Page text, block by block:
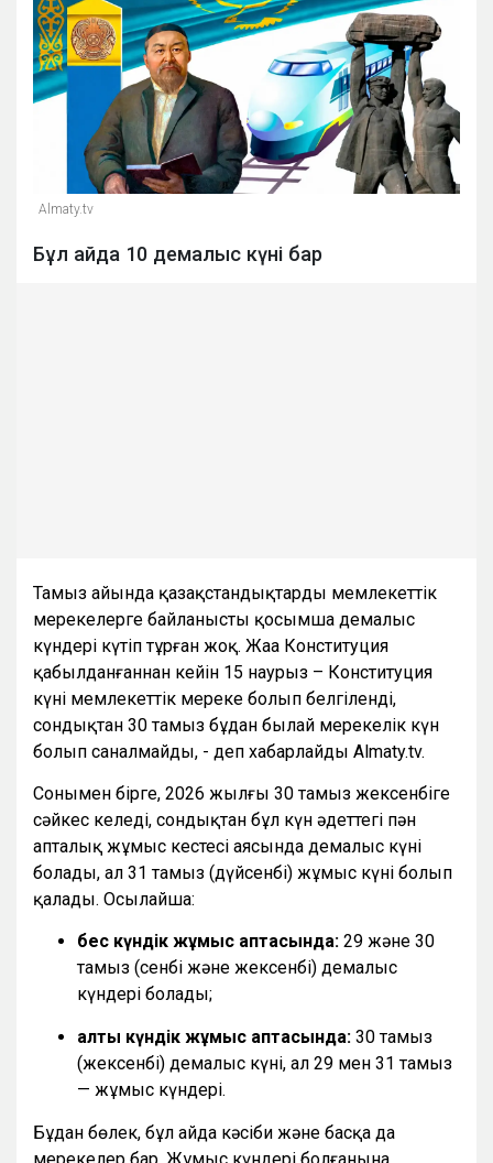
Almaty.tv
Бұл айда 10 демалыс күні бар
Тамыз айында қазақстандықтарды мемлекеттік
мерекелерге байланысты қосымша демалыс
күндері күтіп тұрған жоқ. Жаңа Конституция
қабылданғаннан кейін 15 наурыз – Конституция
күні мемлекеттік мереке болып белгіленді,
сондықтан 30 тамыз бұдан былай мерекелік күн
болып саналмайды, - деп хабарлайды Almaty.tv.
Сонымен бірге, 2026 жылғы 30 тамыз жексенбіге
сәйкес келеді, сондықтан бұл күн әдеттегі пән
апталық жұмыс кестесі аясында демалыс күні
болады, ал 31 тамыз (дүйсенбі) жұмыс күні болып
қалады. Осылайша:
бес күндік жұмыс аптасында: 29 және 30
тамыз (сенбі және жексенбі) демалыс
күндері болады;
алты күндік жұмыс аптасында: 30 тамыз
(жексенбі) демалыс күні, ал 29 мен 31 тамыз
— жұмыс күндері.
Бұдан бөлек, бұл айда кәсіби және басқа да